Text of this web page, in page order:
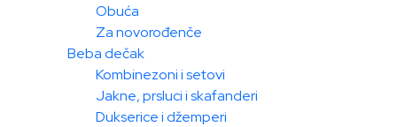
Obuća
Za novorođenče
Beba dečak
Kombinezoni i setovi
Jakne, prsluci i skafanderi
Dukserice i džemperi